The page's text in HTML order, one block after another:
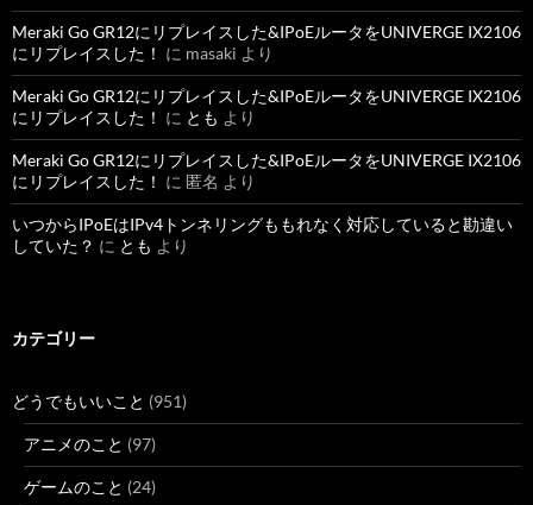
Meraki Go GR12にリプレイスした&IPoEルータをUNIVERGE IX2106
にリプレイスした！ に masaki より
Meraki Go GR12にリプレイスした&IPoEルータをUNIVERGE IX2106
にリプレイスした！ に とも より
Meraki Go GR12にリプレイスした&IPoEルータをUNIVERGE IX2106
にリプレイスした！ に 匿名 より
いつからIPoEはIPv4トンネリングももれなく対応していると勘違い
していた？ に とも より
カテゴリー
どうでもいいこと (951)
アニメのこと (97)
ゲームのこと (24)